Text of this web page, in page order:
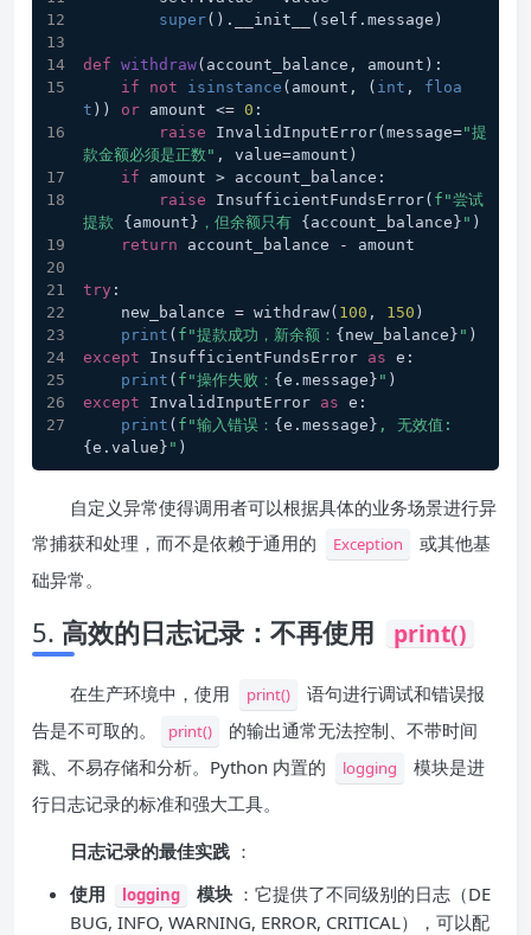
super().__init__(self.message)
def withdraw( account_balance, amount ):
if
not isinstance (amount, ( int , floa
t )) or amount <= 0 :
raise InvalidInputError(message="提
款金额必须是正数" , value=amount)
if amount > account_balance:
raise InsufficientFundsError( f"尝试
提款 {amount} ，但余额只有 {account_balance} " )
return account_balance - amount
try :
    new_balance = withdraw(
100 , 150 )
print ( f"提款成功，新余额： {new_balance} " )
except InsufficientFundsError as e:
print ( f"操作失败： {e.message} " )
except InvalidInputError as e:
print ( f"输入错误： {e.message}
{e.value} " )
自定义异常使得调用者可以根据具体的业务场景进行异
常捕获和处理，而不是依赖于通用的
Exception
或其他基
础异常。
5. 高效的日志记录：不再使用 print()
在生产环境中，使用 print()
语句进行调试和错误报
告是不可取的。
print()
的输出通常无法控制、不带时间
戳、不易存储和分析。Python 内置的
logging
模块是进
行日志记录的标准和强大工具。
日志记录的最佳实践 ：
使用
logging 模块 ：它提供了不同级别的日志（DE
BUG, INFO, WARNING, ERROR, CRITICAL），可以配